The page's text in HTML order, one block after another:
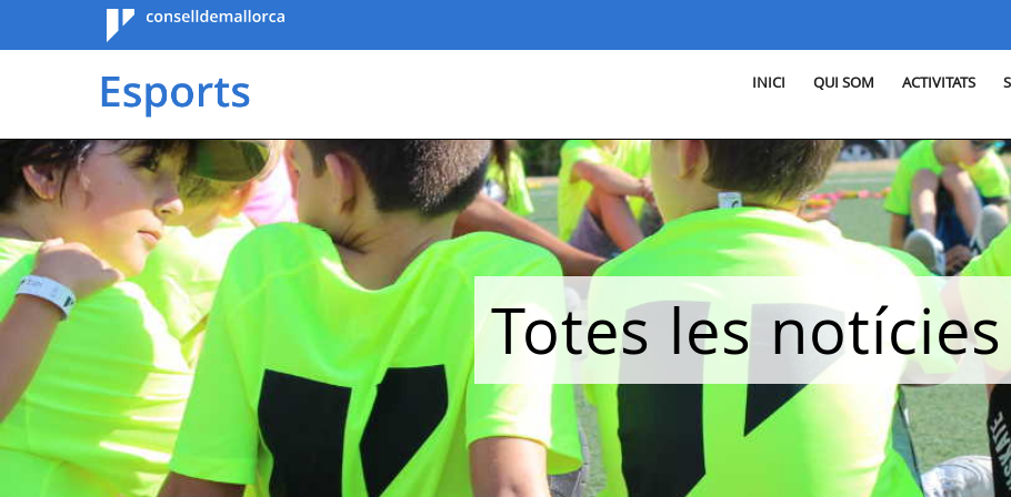
Consell de
Mallorca
INICI QUI SOM ACTIVITATS
Totes les notícies